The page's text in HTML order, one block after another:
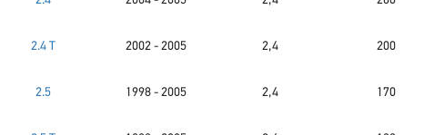
2.4 T 2002 - 2005 2,4 200
2.5 1998 - 2005 2,4 170